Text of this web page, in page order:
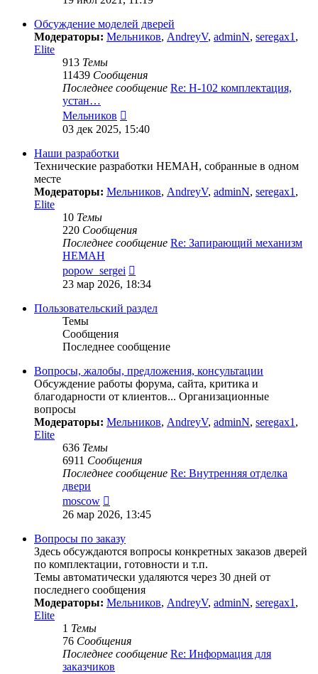
сообщению
Обсуждение моделей дверей
Модераторы: Мельников, AndreyV, adminN, seregax1,
Elite
913 Темы
11439 Сообщения
Последнее сообщение Re: Н-102 комплектация,
устан…
Мельников
к
03 дек 2025, 15:40
Наши разработки
Технические разработки НЕМАН, собранные в одном
месте
Модераторы: Мельников, AndreyV, adminN, seregax1,
Elite
10 Темы
220 Сообщения
Последнее сообщение Re: Запирающий механизм
НЕМАН
popow_sergei
к
сообщению
23 мар 2026, 18:34
Пользовательский раздел
Темы
Сообщения
Последнее сообщение
Вопросы, жалобы, предложения, консультации
Обсуждение работы форума, сайта, критика и
благодарности от клиентов... Организационные
вопросы
Модераторы: Мельников, AndreyV, adminN, seregax1,
Elite
636 Темы
6911 Сообщения
Последнее сообщение Re: Внутренняя отделка
двери
moscow
к
сообщению
26 мар 2026, 13:45
Вопросы по заказу
Здесь обсуждаются вопросы конкретных заказов дверей
по комплектации, готовности и т.п.
Темы автоматически удаляются через 30 дней от
последнего сообщения
Модераторы: Мельников, AndreyV, adminN, seregax1,
Elite
1 Темы
76 Сообщения
Последнее сообщение Re: Информация для
заказчиков